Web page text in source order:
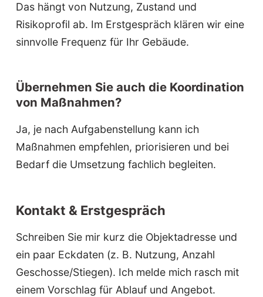
Das hängt von Nutzung, Zustand und
Risikoprofil ab. Im Erstgespräch klären wir eine
sinnvolle Frequenz für Ihr Gebäude.
Übernehmen Sie auch die Koordination
von Maßnahmen?
Ja, je nach Aufgabenstellung kann ich
Maßnahmen empfehlen, priorisieren und bei
Bedarf die Umsetzung fachlich begleiten.
Kontakt & Erstgespräch
Schreiben Sie mir kurz die Objektadresse und
ein paar Eckdaten (z. B. Nutzung, Anzahl
Geschosse/Stiegen). Ich melde mich rasch mit
einem Vorschlag für Ablauf und Angebot.